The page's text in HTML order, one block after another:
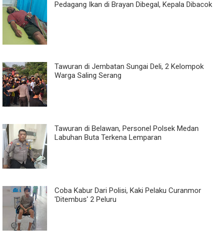
Pedagang Ikan di Brayan Dibegal, Kepala Dibacok
Tawuran di Jembatan Sungai Deli, 2 Kelompok
Warga Saling Serang
Tawuran di Belawan, Personel Polsek Medan
Labuhan Buta Terkena Lemparan
Coba Kabur Dari Polisi, Kaki Pelaku Curanmor
'Ditembus' 2 Peluru